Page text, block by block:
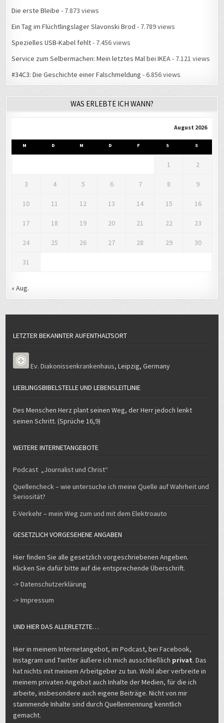
Die erste Bleibe - 7.873 views
Ein Tag im Flüchtlingslager Slavonski Brod - 7.789 views
Spezielles USB-Kabel fehlt- 7.456 views
Service zum Selbermachen: Mein letztes Mal bei IKEA- 7.121 views
#34C3: Die Geschichte einer Falschmeldung - 6.856 views
WAS ERLEBTE ICH WANN?
August 2026
M D M D F S S
1 2
3 4 5 6 7 8 9
10 11 12 13 14 15 16
17 18 19 20 21 22 23
24 25 26 27 28 29 30
31
« Aug.
LETZTER BEKANNTER AUFENTHALTSORT
Ev. Diakonissenkrankenhaus,Leipzig,Germany
LIEBLINGSBIBELSTELLE UND LEBENSLEITLINIE
Des Menschen Herz plant seinen Weg, der Herr jedoch lenkt
seinen Schritt. (Sprüche 16,9)
WEITERE INTERNETANGEBOTE
Podcast „Journalist und Christ“
Quellencheck – wie untersuche ich meine Quelle auf Wahrheit und
Seriosität?
E-Verkehr – mein Weg zum und mit dem Elektroauto
GESETZLICH VORGESEHENE ANGABEN
Hier finden Sie alle gesetzlich vorgeschriebenen Angeben.
Klicken Sie dafür bitte auf die entsprechende Überschrift.
-> Datenschutzerklärung
-> Impressum
UND HIER DAS ALLERLETZTE…
Hier in meinem Internetangebot, im Podcast, bei Facebook,
Instagram und Twitter äußere ich mich ausschließlich privat. Das
hat nichts mit meinem Arbeitgeber zu tun. Wohl aber verbreite in
meinem privaten Angebot auch Inhalte der Medien, für die ich
arbeite, insbesondere auch eigene Beiträge. Nicht von mir
stammende Inhalte sind durch Quellennennung kenntlich
gemacht.